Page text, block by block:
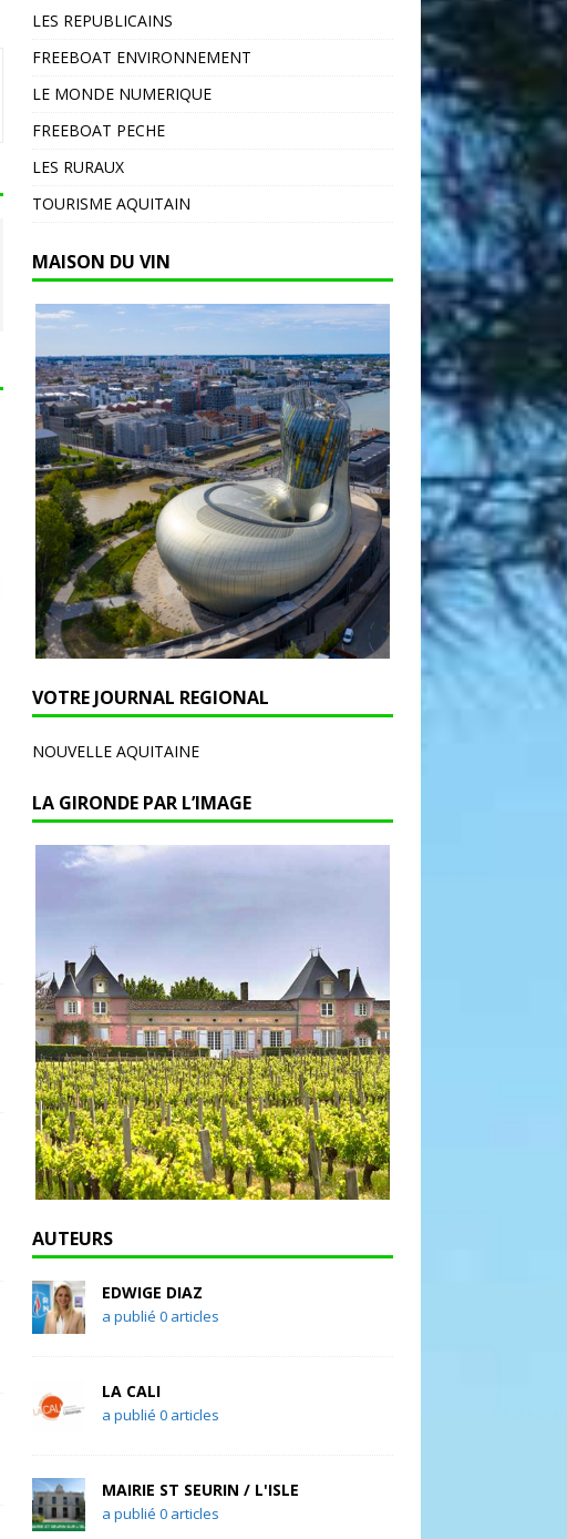
LES REPUBLICAINS
FREEBOAT ENVIRONNEMENT
LE MONDE NUMERIQUE
FREEBOAT PECHE
LES RURAUX
TOURISME AQUITAIN
MAISON DU VIN
VOTRE JOURNAL REGIONAL
NOUVELLE AQUITAINE
LA GIRONDE PAR L’IMAGE
AUTEURS
EDWIGE DIAZ
a publié 0 articles
LA CALI
a publié 0 articles
MAIRIE ST SEURIN / L'ISLE
a publié 0 articles